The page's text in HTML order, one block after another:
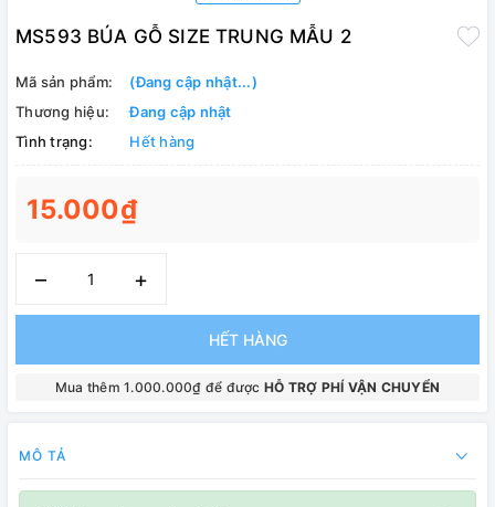
MS593 BÚA GỖ SIZE TRUNG MẪU 2
Mã sản phẩm:
(Đang cập nhật...)
Thương hiệu:
Đang cập nhật
Tình trạng:
Hết hàng
15.000₫
– +
HẾT HÀNG
Mua thêm 1.000.000₫ để được HỖ TRỢ PHÍ VẬN CHUYỂN
MÔ TẢ